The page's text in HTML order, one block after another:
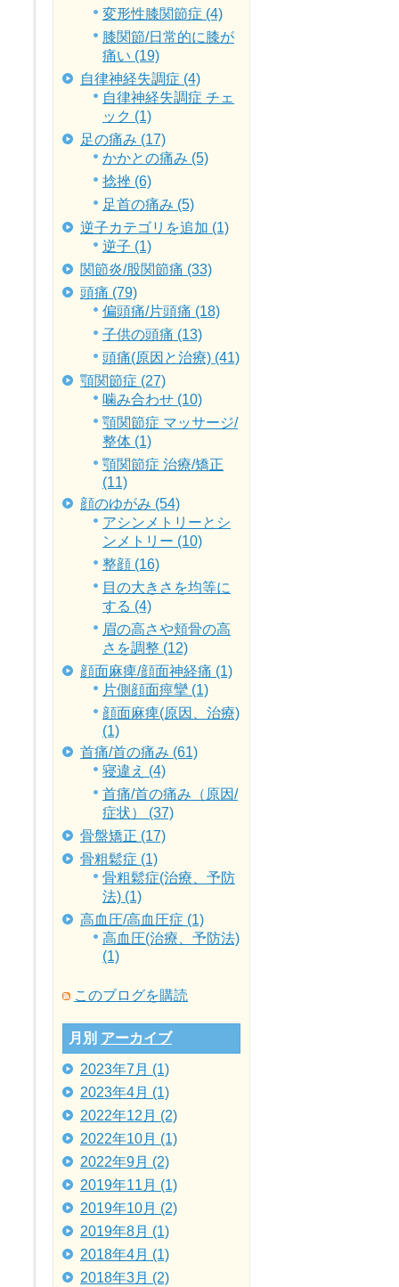
変形性膝関節症 (4)
膝関節/日常的に膝が
痛い (19)
自律神経失調症 (4)
自律神経失調症 チェ
ック (1)
足の痛み (17)
かかとの痛み (5)
捻挫 (6)
足首の痛み (5)
逆子カテゴリを追加 (1)
逆子 (1)
関節炎/股関節痛 (33)
頭痛 (79)
偏頭痛/片頭痛 (18)
子供の頭痛 (13)
頭痛(原因と治療) (41)
顎関節症 (27)
噛み合わせ (10)
顎関節症 マッサージ/
整体 (1)
顎関節症 治療/矯正
(11)
顔のゆがみ (54)
アシンメトリーとシ
ンメトリー (10)
整顔 (16)
目の大きさを均等に
する (4)
眉の高さや頬骨の高
さを調整 (12)
顔面麻痺/顔面神経痛 (1)
片側顔面痙攣 (1)
顔面麻痺(原因、治療)
(1)
首痛/首の痛み (61)
寝違え (4)
首痛/首の痛み（原因/
症状） (37)
骨盤矯正 (17)
骨粗鬆症 (1)
骨粗鬆症(治療、予防
法) (1)
高血圧/高血圧症 (1)
高血圧(治療、予防法)
(1)
このブログを購読
月別 アーカイブ
2023年7月 (1)
2023年4月 (1)
2022年12月 (2)
2022年10月 (1)
2022年9月 (2)
2019年11月 (1)
2019年10月 (2)
2019年8月 (1)
2018年4月 (1)
2018年3月 (2)